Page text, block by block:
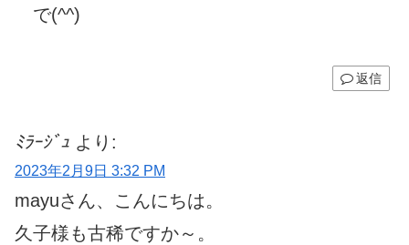
で(^^)
返信
ﾐﾗｰｼﾞｭ より:
2023年2月9日 3:32 PM
mayuさん、こんにちは。
久子様も古稀ですか～。